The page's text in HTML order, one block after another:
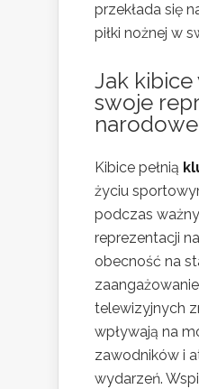
przekłada się
piłki nożnej w
Jak kibice
swoje
Kibice pełnią
życiu
podczas
reprezentacji
obecność na
telewizyjnych
wpływają na
zawodników i
wydarzeń.